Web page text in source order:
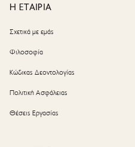
Η ΕΤΑΙΡΙΑ
Σχετικά με εμάς
Φιλοσοφία
Κώδικας Δεοντολογίας
Πολιτική Ασφάλειας
Θέσεις Εργασίας